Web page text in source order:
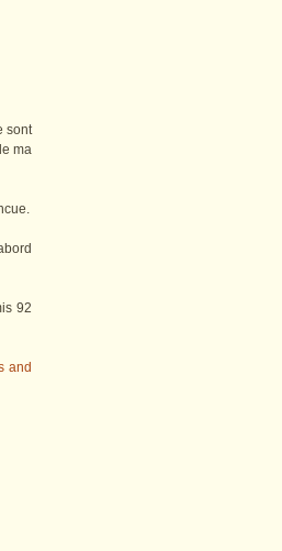
sont
ma
92
and